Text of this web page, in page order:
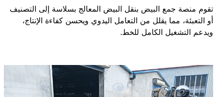
تقوم منصة جمع البيض بنقل البيض المعالج بسلاسة إلى التصنيف
أو التعبئة، مما يقلل من التعامل اليدوي ويحسن كفاءة الإنتاج،
ويدعم التشغيل الكامل للخط.